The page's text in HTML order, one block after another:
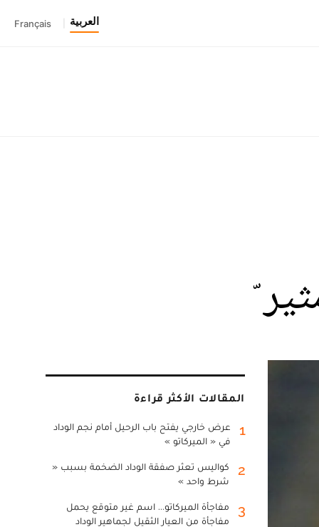
العربية Français
المقالات الأكثر قراءة
1
عرض خارجي يفتح باب الرحيل أمام نجم الوداد
في « الميركاتو »
2
كواليس تعثر صفقة الوداد الضخمة بسبب «
شرط واحد »
3
مفاجأة الميركاتو... اسم غير متوقع يحمل
مفاجأة من العيار الثقيل لجماهير الوداد